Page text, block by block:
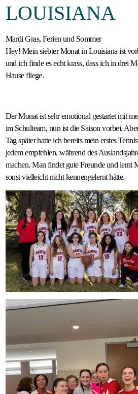
LOUISIANA
Mardi Gras, Ferien und Sommer
Hey! Mein siebter Monat in Louisiana ist
und ich finde es echt krass, dass ich in drei
Hause fliege.
Der Monat ist sehr emotional gestartet mit
im Schulteam, nun ist die Saison vorbei.
Tag später hatte ich bereits mein erstes
jedem empfehlen, während des
machen. Man findet gute Freunde und lernt
sonst vielleicht nicht kennengelernt hätte.